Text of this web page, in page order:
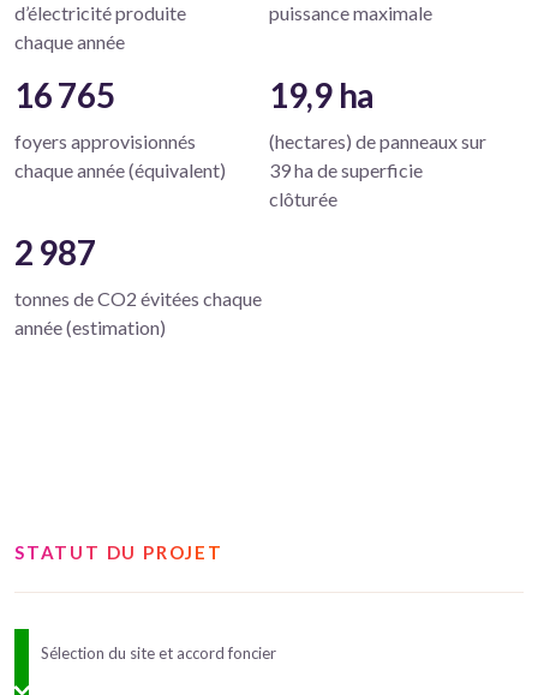
d’électricité produite
chaque année
puissance maximale
16 765
foyers approvisionnés
chaque année (équivalent)
19,9 ha
(hectares) de panneaux sur
39 ha de superficie
clôturée
2 987
tonnes de CO2 évitées chaque
année (estimation)
STATUT DU PROJET
Sélection du site et accord foncier